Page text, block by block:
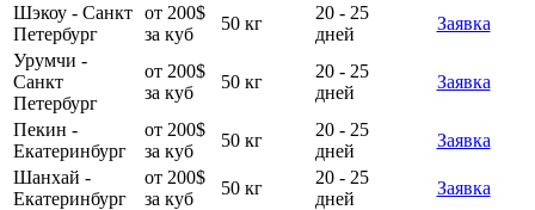
Шэкоу - Санкт
Петербург
от 200$
за куб
50 кг
20 - 25
дней
Заявка
Урумчи -
Санкт
Петербург
от 200$
за куб
50 кг
20 - 25
дней
Заявка
Пекин -
Екатеринбург
от 200$
за куб
50 кг
20 - 25
дней
Заявка
Шанхай -
Екатеринбург
от 200$
за куб
50 кг
20 - 25
дней
Заявка